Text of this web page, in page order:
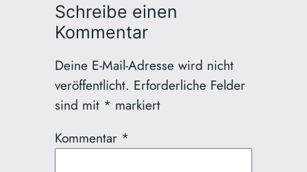
Schreibe einen
Kommentar
Deine E-Mail-Adresse wird nicht
veröffentlicht. Erforderliche Felder
sind mit * markiert
Kommentar *